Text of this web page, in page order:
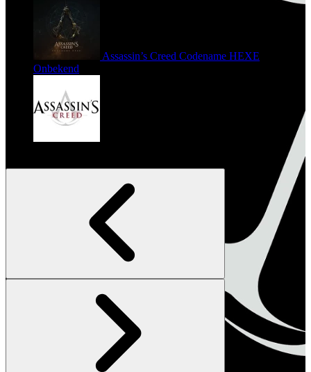
Assassin’s Creed Codename HEXE
Onbekend